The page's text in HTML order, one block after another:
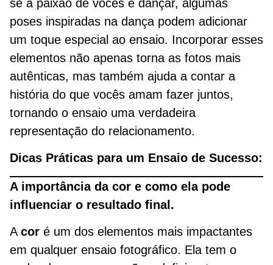
se a paixão de vocês é dançar, algumas
poses inspiradas na dança podem adicionar
um toque especial ao ensaio. Incorporar esses
elementos não apenas torna as fotos mais
autênticas, mas também ajuda a contar a
história do que vocês amam fazer juntos,
tornando o ensaio uma verdadeira
representação do relacionamento.
Dicas Práticas para um Ensaio de Sucesso:
A importância da cor e como ela pode
influenciar o resultado final.
A cor é um dos elementos mais impactantes
em qualquer ensaio fotográfico. Ela tem o